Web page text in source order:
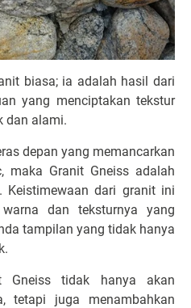
biasa; ia adalah hasil dari
yang menciptakan tekstur
dan alami.
depan yang memancarkan
maka Granit Gneiss adalah
Keistimewaan dari granit ini
dan teksturnya yang
tampilan yang tidak hanya
Gneiss tidak hanya akan
tetapi juga menambahkan